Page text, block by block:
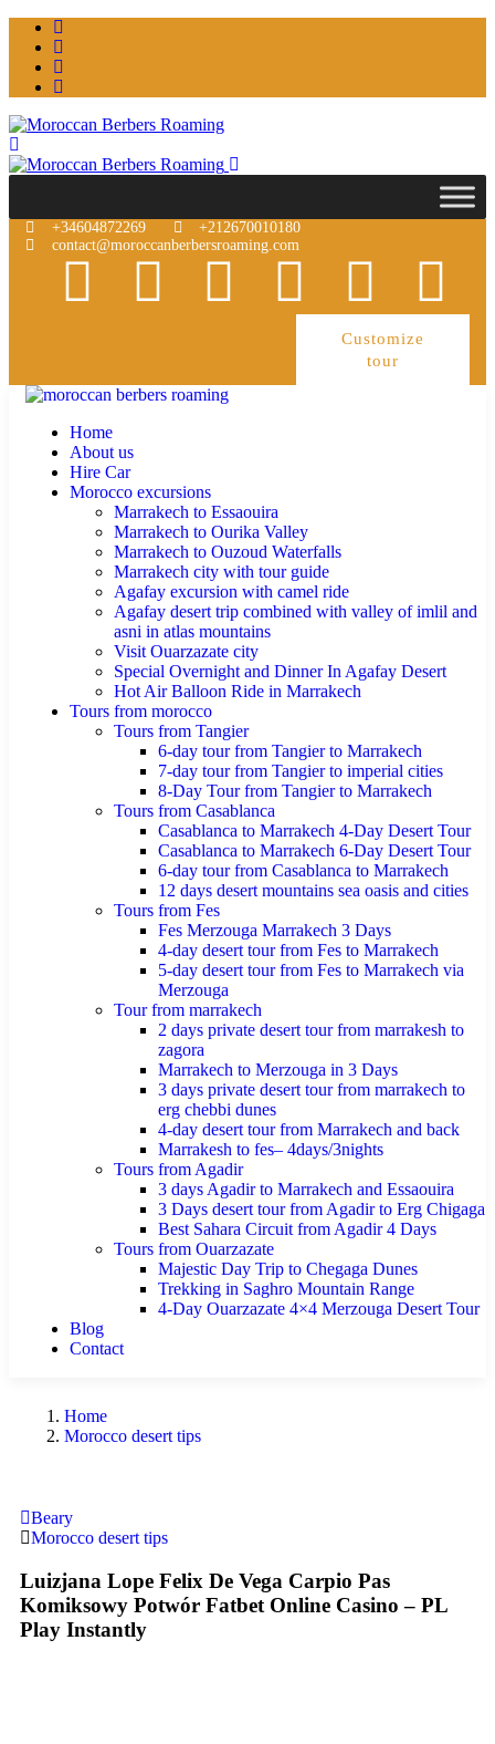
+34604872269
+212670010180
contact@moroccanberbersroaming.com
Customize
tour
Home
About us
Hire Car
Morocco excursions
Marrakech to Essaouira
Marrakech to Ourika Valley
Marrakech to Ouzoud Waterfalls
Marrakech city with tour guide
Agafay excursion with camel ride
Agafay desert trip combined with valley of imlil and
asni in atlas mountains
Visit Ouarzazate city
Special Overnight and Dinner In Agafay Desert
Hot Air Balloon Ride in Marrakech
Tours from morocco
Tours from Tangier
6-day tour from Tangier to Marrakech
7-day tour from Tangier to imperial cities
8-Day Tour from Tangier to Marrakech
Tours from Casablanca
Casablanca to Marrakech 4-Day Desert Tour
Casablanca to Marrakech 6-Day Desert Tour
6-day tour from Casablanca to Marrakech
12 days desert mountains sea oasis and cities
Tours from Fes
Fes Merzouga Marrakech 3 Days
4-day desert tour from Fes to Marrakech
5-day desert tour from Fes to Marrakech via
Merzouga
Tour from marrakech
2 days private desert tour from marrakesh to
zagora
Marrakech to Merzouga in 3 Days
3 days private desert tour from marrakech to
erg chebbi dunes
4-day desert tour from Marrakech and back
Marrakesh to fes– 4days/3nights
Tours from Agadir
3 days Agadir to Marrakech and Essaouira
3 Days desert tour from Agadir to Erg Chigaga
Best Sahara Circuit from Agadir 4 Days
Tours from Ouarzazate
Majestic Day Trip to Chegaga Dunes
Trekking in Saghro Mountain Range
4-Day Ouarzazate 4×4 Merzouga Desert Tour
Blog
Contact
Home
Morocco desert tips
Beary
Morocco desert tips
Luizjana Lope Felix De Vega Carpio Pas
Komiksowy Potwór Fatbet Online Casino – PL
Play Instantly